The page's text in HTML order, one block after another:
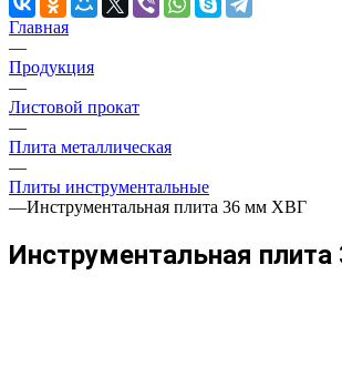
Главная
—
Продукция
—
Листовой прокат
—
Плита металлическая
—
Плиты инструментальные
—Инструментальная плита 36 мм ХВГ
Инструментальная